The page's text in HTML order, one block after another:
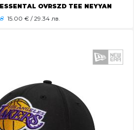
OVRSZD TEE NEYYAN
15.00 € / 29.34 лв.